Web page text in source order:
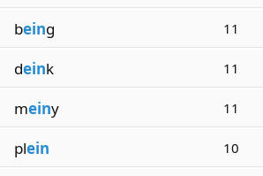
being 11
deink 11
meiny 11
plein 10